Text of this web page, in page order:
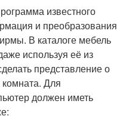
известного
и преобразования
В каталоге мебель
используя её из
представление о
комната. Для
должен иметь